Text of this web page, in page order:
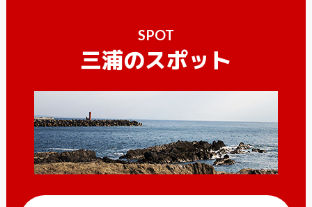
SPOT
三浦のスポット